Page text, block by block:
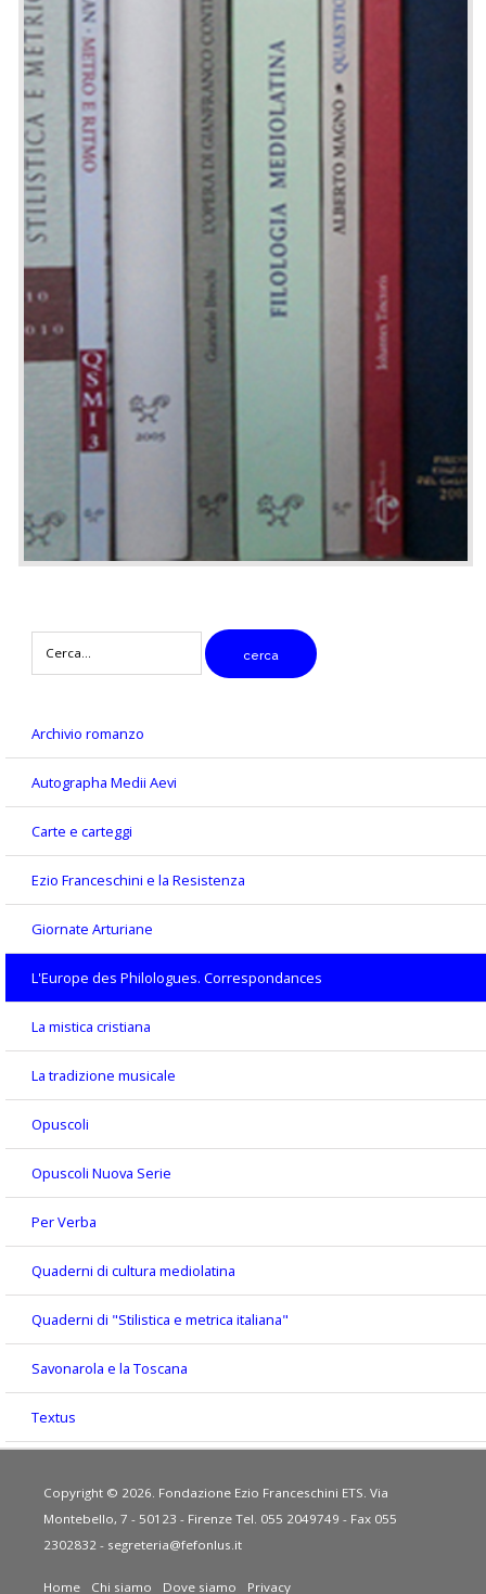
cercare
cerca
Archivio romanzo
Autographa Medii Aevi
Carte e carteggi
Ezio Franceschini e la Resistenza
Giornate Arturiane
L'Europe des Philologues. Correspondances
La mistica cristiana
La tradizione musicale
Opuscoli
Opuscoli Nuova Serie
Per Verba
Quaderni di cultura mediolatina
Quaderni di "Stilistica e metrica italiana"
Savonarola e la Toscana
Textus
Copyright © 2026. Fondazione Ezio Franceschini ETS. Via
Montebello, 7 - 50123 - Firenze Tel. 055 2049749 - Fax 055
2302832 - segreteria@fefonlus.it
Home Chi siamo Dove siamo Privacy